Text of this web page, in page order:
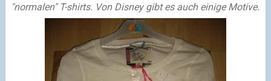
"normalen" T-shirts. Von Disney gibt es auch einige Motive.